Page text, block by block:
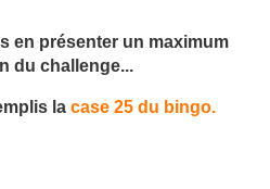
en présenter un maximum
du challenge...
lacase 25 du bingo.